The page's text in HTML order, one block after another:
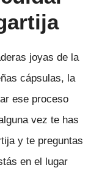
joyas de la
cápsulas, la
ese proceso
vez te has
y te preguntas
en el lugar